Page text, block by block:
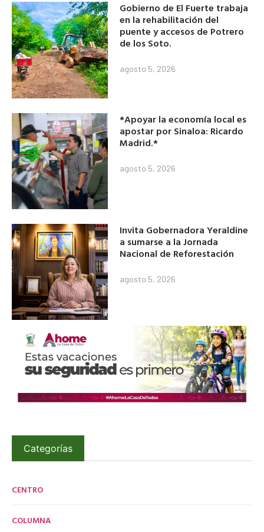
Gobierno de El Fuerte trabaja
en la rehabilitación del
puente y accesos de Potrero
de los Soto.
agosto 5, 2026
*Apoyar la economía local es
apostar por Sinaloa: Ricardo
Madrid.*
agosto 5, 2026
Invita Gobernadora Yeraldine
a sumarse a la Jornada
Nacional de Reforestación
agosto 5, 2026
Categorías
CENTRO
COLUMNA